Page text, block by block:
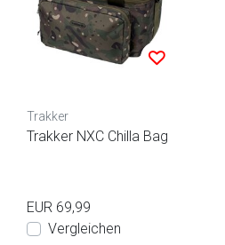
Trakker
Trakker NXC Chilla Bag
EUR 69,99
Vergleichen